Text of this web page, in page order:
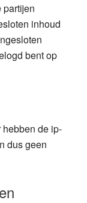
partijen
inhoud
bent op
de ip-
dus geen